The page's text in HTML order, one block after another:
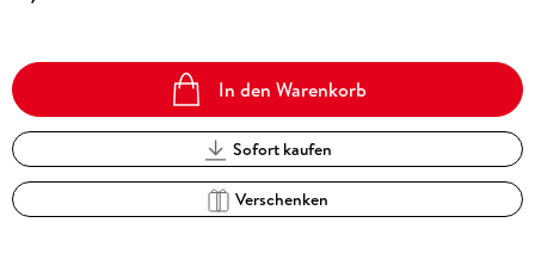
In den Warenkorb
Sofort kaufen
Verschenken